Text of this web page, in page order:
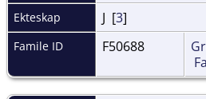
Ekteskap J [3]
Famile ID F50688